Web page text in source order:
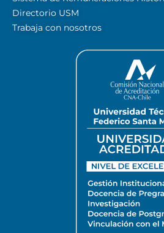
Directorio USM
Trabaja con nosotros